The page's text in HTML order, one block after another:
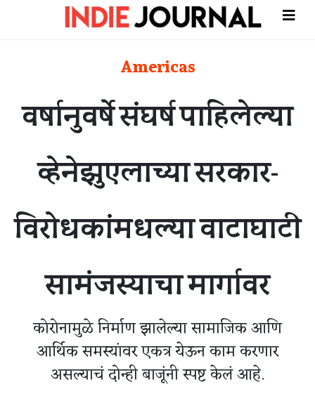
Americas
वर्षानुवर्षे संघर्ष पाहिलेल्या
व्हेनेझुएलाच्या सरकार-
विरोधकांमधल्या वाटाघाटी
सामंजस्याचा मार्गावर
कोरोनामुळे निर्माण झालेल्या सामाजिक आणि
आर्थिक समस्यांवर एकत्र येऊन काम करणार
असल्याचं दोन्ही बाजूंनी स्पष्ट केलं आहे.